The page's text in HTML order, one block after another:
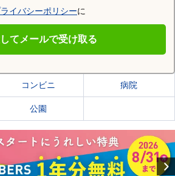
イバシーポリシーに
てメールで受け取る
コンビニ 病院
公園